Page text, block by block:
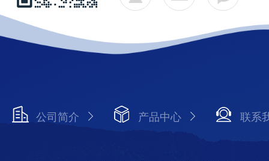
公司简介 产品中心 联系